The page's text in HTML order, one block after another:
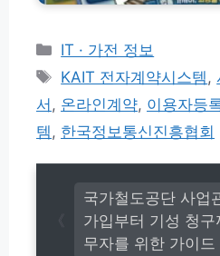
신
청
w
w.
n
o
담
약
방
법
및
서
류
비
카
테
리
IT · 가전 정보
태
그
KAIT 전자계약시스템,
서 , 온라인계약, 이용자등
템, 한국정보통신진흥협회
국가철도공단 사업
가입부터 기성 청
무자를 위한 가이드